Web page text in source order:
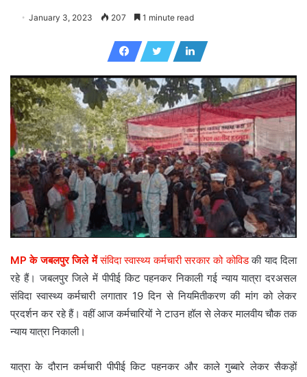
January 3, 2023 207 1 minute read
MP के जबलपुर जिले मेंसंविदा स्वास्थ्य कर्मचारी सरकार को कोविडकी याद दिला
रहे हैं। जबलपुर जिले में पीपीई किट पहनकर निकाली गई न्याय यात्रा दरअसल
संविदा स्वास्थ्य कर्मचारी लगातार 19 दिन से नियमितीकरण की मांग को लेकर
प्रदर्शन कर रहे हैं। वहीं आज कर्मचारियों ने टाउन हॉल से लेकर मालवीय चौक तक
न्याय यात्रा निकाली।
यात्रा के दौरान कर्मचारी पीपीई किट पहनकर और काले गुब्बारे लेकर सैकड़ों